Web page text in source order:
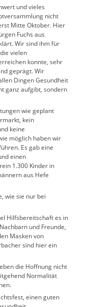
und vieles
nicht
Mitte Oktober. Hier
Fuchs aus
Wir sind ihm für
vielen
konnte, sehr
geprägt. Wir
Dingen Gesundheit
ganz aufgibt, sondern
wie geplant
kein
keine
möglich haben wir
Es gab eine
einen
1.300 Kinder in
aus Hefe
wie sie nur bei
Hilfsbereitschaft es in
und Freunde,
Masken von
sind hier ein
die Hoffnung nicht
Normalität
einen guten